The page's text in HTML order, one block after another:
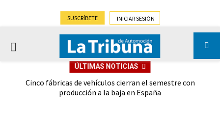
SUSCRÍBETE INICIAR SESIÓN
PRIMARY
ÚLTIMAS NOTICIAS
Cinco fábricas de vehículos cierran el semestre con
producción a la baja en España